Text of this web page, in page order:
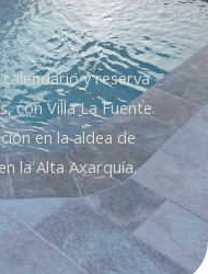
y reserva
con Villa La Fuente.
en la aldea de
la Alta Axarquía.